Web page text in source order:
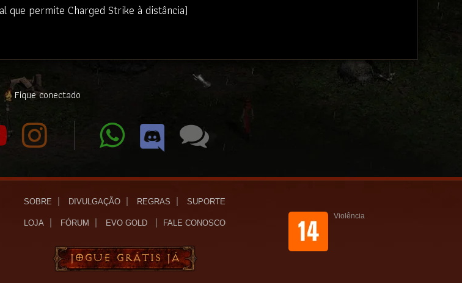
que permite Charged Strike à distância)
Fique conectado
SOBRE DIVULGAÇÃO REGRAS SUPORTE
LOJA FÓRUM EVO GOLD FALE CONOSCO
JOGUE GRÁTIS JÁ
Violência